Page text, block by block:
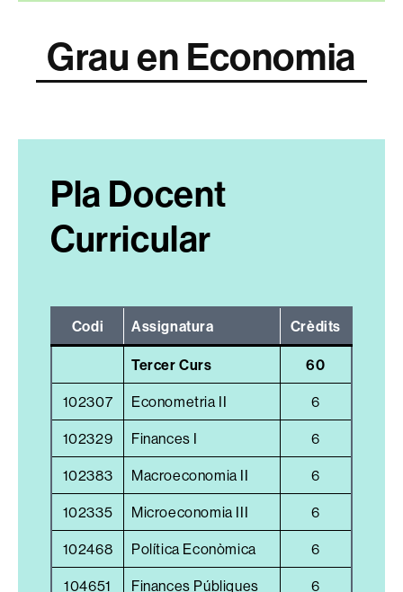
Grau en Economia
Pla Docent
Curricular
Codi Assignatura Crèdits
Tercer Curs 60
102307 Econometria II 6
102329 Finances I 6
102383 Macroeconomia II 6
102335 Microeconomia III 6
102468 Política Econòmica 6
104651 Finances Públiques 6